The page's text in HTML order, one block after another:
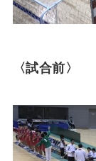
〈試合前〉